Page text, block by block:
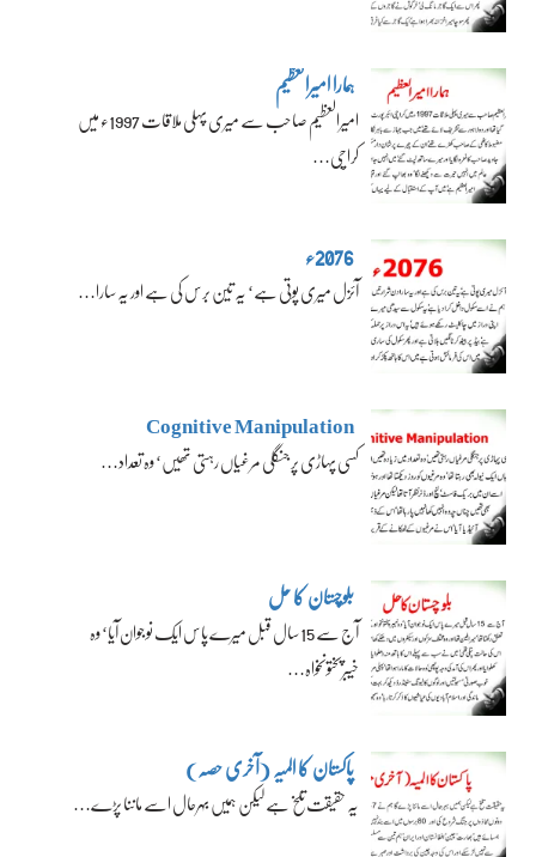
ہمارا امیرالعظیم
امیرالعظیم صاحب سے میری پہلی ملاقات 1997ء میں
کراچی…
2076ء
آئزل میری پوتی ہے‘ یہ تین برس کی ہے اور یہ سارا…
Cognitive Manipulation
کسی پہاڑی پر جنگلی مرغیاں رہتی تھیں‘ وہ تعداد…
بلوچستان کا حل
آج سے 15 سال قبل میرے پاس ایک نوجوان آیا‘ وہ
خیبرپختونخواہ…
پاکستان کا المیہ (آخری حصہ)
یہ حقیقت تلخ ہے لیکن ہمیں بہرحال اسے ماننا پڑے…